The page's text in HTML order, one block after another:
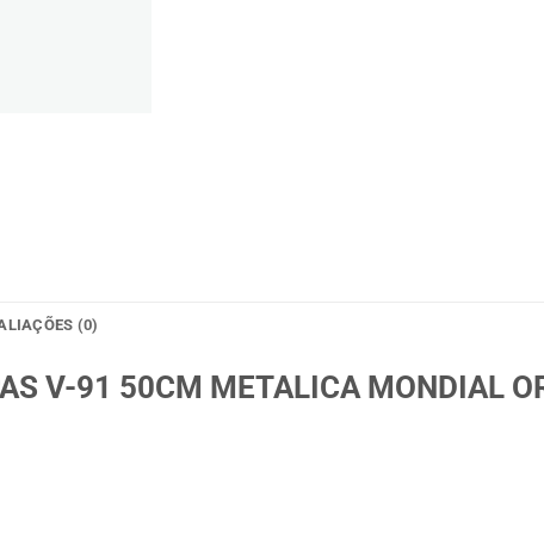
(0)
V-91 50CM METALICA MONDIAL